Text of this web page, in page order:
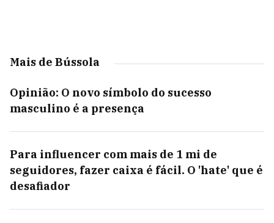
Mais de Bússola
Opinião: O novo símbolo do sucesso
masculino é a presença
Para influencer com mais de 1 mi de
seguidores, fazer caixa é fácil. O 'hate' que é
desafiador